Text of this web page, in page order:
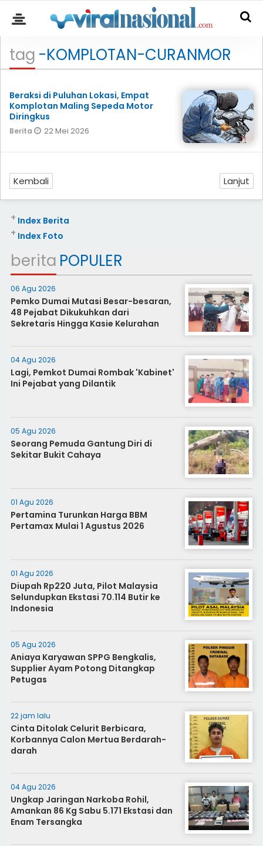
tag -KOMPLOTAN-CURANMOR
Beraksi di Puluhan Lokasi, Empat
Komplotan Maling Sepeda Motor
Diringkus
Berita 22 Mei 2026
Kembali Lanjut
Index Berita
+
Index Foto
+
berita POPULER
06 Agu 2026
Pemko Dumai Mutasi Besar-besaran,
48 Pejabat Dikukuhkan dari
Sekretaris Hingga Kasie Kelurahan
04 Agu 2026
Lagi, Pemkot Dumai Rombak 'Kabinet'
Ini Pejabat yang Dilantik
05 Agu 2026
Seorang Pemuda Gantung Diri di
Sekitar Bukit Cahaya
01 Agu 2026
Pertamina Turunkan Harga BBM
Pertamax Mulai 1 Agustus 2026
01 Agu 2026
Diupah Rp220 Juta, Pilot Malaysia
Selundupkan Ekstasi 70.114 Butir ke
Indonesia
05 Agu 2026
Aniaya Karyawan SPPG Bengkalis,
Supplier Ayam Potong Ditangkap
Petugas
22 jam lalu
Cinta Ditolak Celurit Berbicara,
Korbannya Calon Mertua Berdarah-
darah
04 Agu 2026
Ungkap Jaringan Narkoba Rohil,
Amankan 86 Kg Sabu 5.171 Ekstasi dan
Enam Tersangka